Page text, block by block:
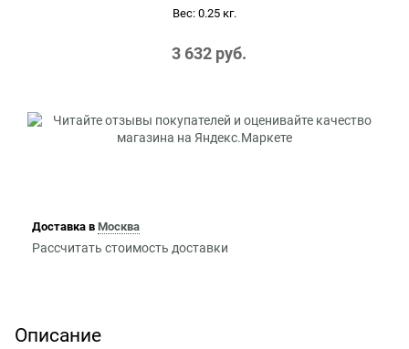
Вес: 0.25 кг.
3 632 руб.
Доставка в Москва
Рассчитать стоимость доставки
Описание